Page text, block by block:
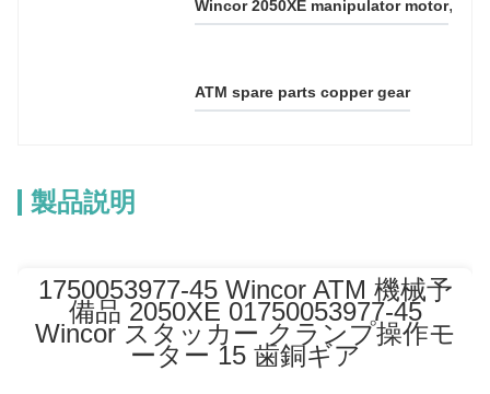
Wincor 2050XE manipulator motor
ATM spare parts copper gear
製品説明
1750053977-45 Wincor ATM 機械予
備品 2050XE 01750053977-45
Wincor スタッカー クランプ操作モ
ーター 15 歯銅ギア